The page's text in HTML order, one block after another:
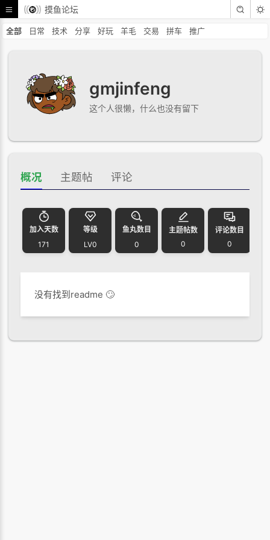
摸鱼论坛
全部 日常 技术 分享 好玩 羊毛 交易 拼车 推广
gmjinfeng
这个人很懒，什么也没有留下
概况 主题帖 评论
加入天数
171
等级
LV0
鱼丸数目
0
主题帖数
0
评论数目
0
没有找到readme 🙄